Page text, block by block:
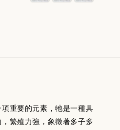
重要的元素，牠是一種具
繁殖力強，象徵著多子多